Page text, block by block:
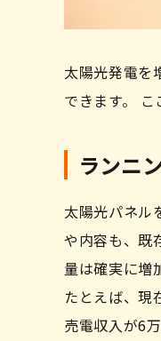
太陽光発電を
できます。
ランニ
太陽光パネル
や内容も、既
量は確実に増
たとえば、現
売電収入が6